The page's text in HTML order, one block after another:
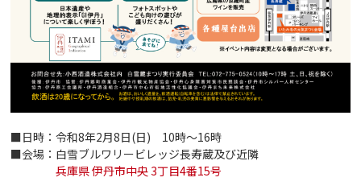
■日時：令和8年2月8日(日) 10時～16時
■会場：白雪ブルワリービレッジ長寿蔵及び近隣
兵庫県 伊丹市中央 3丁目4番15号